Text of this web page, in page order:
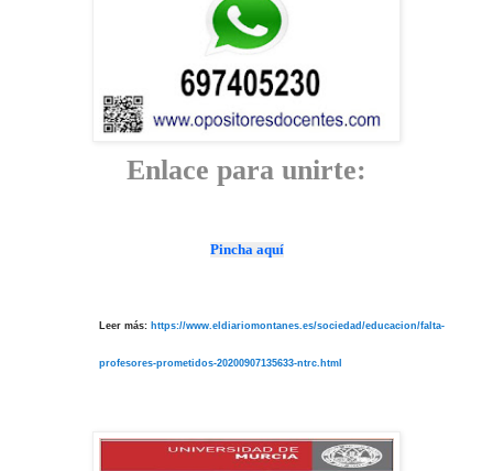
Enlace para unirte:
Pincha aquí
Leer más: https://www.eldiariomontanes.es/sociedad/educacion/falta-
profesores-prometidos-20200907135633-ntrc.html